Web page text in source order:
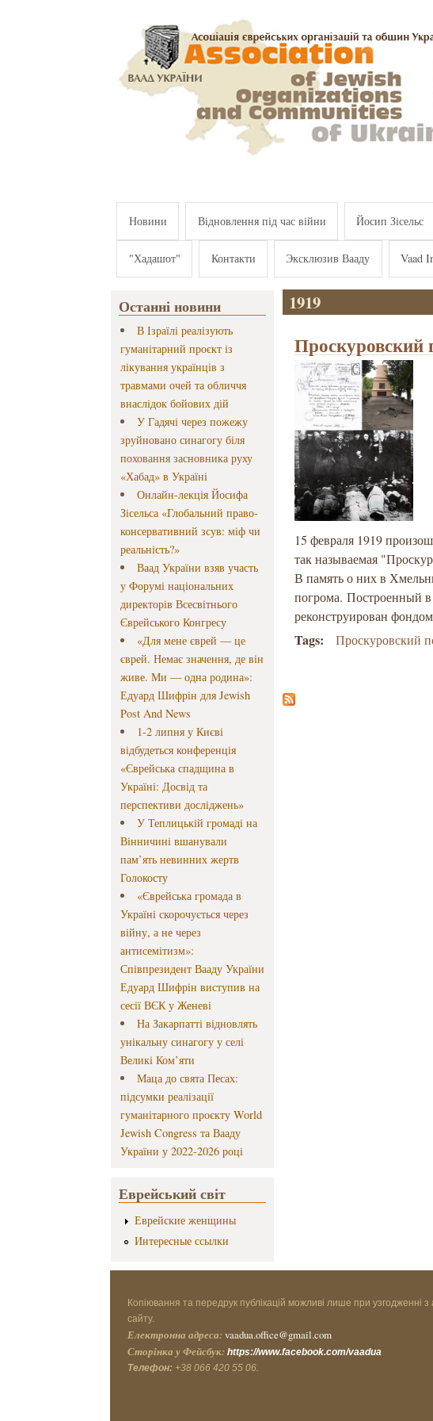
Новини Відновлення під час війни Йосип Зісельс
"Хадашот" Контакти Эксклюзив Вааду Vaad
Останні новини
В Ізраїлі реалізують
гуманітарний проєкт із
лікування українців з
травмами очей та обличчя
внаслідок бойових дій
У Гадячі через пожежу
зруйновано синагогу біля
поховання засновника руху
«Хабад» в Україні
Онлайн-лекція Йосифа
Зісельса «Глобальний право-
консервативний зсув: міф чи
реальність?»
Ваад України взяв участь
у Форумі національних
директорів Всесвітнього
Єврейського Конгресу
«Для мене єврей — це
єврей. Немає значення, де він
живе. Ми — одна родина»:
Едуард Шифрін для Jewish
Post And News
1-2 липня у Києві
відбудеться конференція
«Єврейська спадщина в
Україні: Досвід та
перспективи досліджень»
У Теплицькій громаді на
Вінничині вшанували
пам’ять невинних жертв
Голокосту
«Єврейська громада в
Україні скорочується через
війну, а не через
антисемітизм»:
Співпрезидент Вааду України
Едуард Шифрін виступив на
сесії ВЄК у Женеві
На Закарпатті відновлять
унікальну синагогу у селі
Великі Ком’яти
Маца до свята Песах:
підсумки реалізації
гуманітарного проєкту World
Jewish Congress та Вааду
України у 2022-2026 році
Еврейський світ
Еврейские женщины
Интересные ссылки
1919
Проскуровский
15 февраля 1919
так называемая
В память о них в
погрома. Построенный
реконструирован
Tags: Проскуровский
Копіювання та передрук публікацій можливі лише при узгодженні з
сайту.
Електронна адреса: vaadua.office@gmail.com
Сторінка у Фейсбук: https://www.facebook.com/vaadua
Телефон: +38 066 420 55 06.